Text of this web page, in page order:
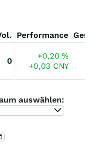
Performance
0
+0,20%
+0,03 CNY
auswählen: